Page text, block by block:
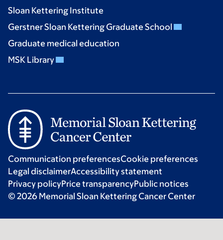
Sloan Kettering Institute
Gerstner Sloan Kettering Graduate School
Graduate medical education
MSK Library
Communication preferencesCookie preferences
Legal disclaimerAccessibility statement
Privacy policyPrice transparencyPublic notices
© 2026 Memorial Sloan Kettering Cancer Center